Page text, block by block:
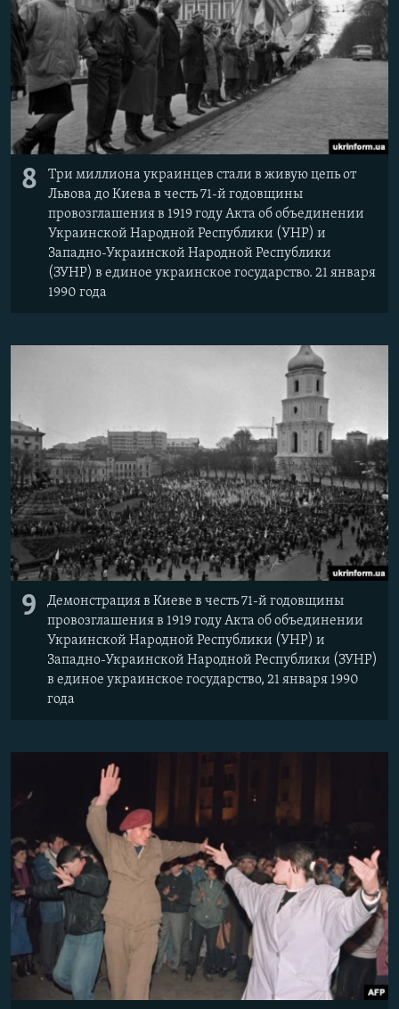
8
Три миллиона украинцев стали в живую цепь от
Львова до Киева в честь 71-й годовщины
провозглашения в 1919 году Акта об объединении
Украинской Народной Республики (УНР) и
Западно-Украинской Народной Республики
(ЗУНР) в единое украинское государство. 21 января
1990 года
9
Демонстрация в Киеве в честь 71-й годовщины
провозглашения в 1919 году Акта об объединении
Украинской Народной Республики (УНР) и
Западно-Украинской Народной Республики (ЗУНР)
в единое украинское государство, 21 января 1990
года